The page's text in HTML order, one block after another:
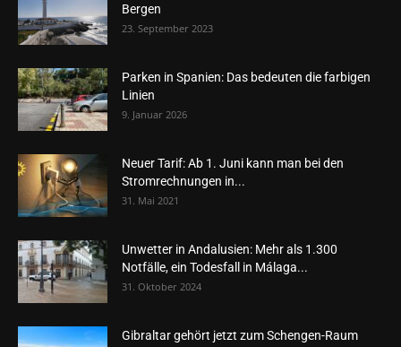
Bergen
23. September 2023
Parken in Spanien: Das bedeuten die farbigen
Linien
9. Januar 2026
Neuer Tarif: Ab 1. Juni kann man bei den
Stromrechnungen in...
31. Mai 2021
Unwetter in Andalusien: Mehr als 1.300
Notfälle, ein Todesfall in Málaga...
31. Oktober 2024
Gibraltar gehört jetzt zum Schengen-Raum